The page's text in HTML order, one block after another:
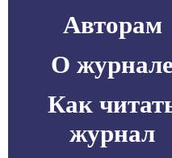
Авторам
О журнале
Как
журнал